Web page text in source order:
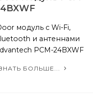
модуль с Wi-Fi,
и антеннами
PCM-24BXWF
БОЛЬШЕ...